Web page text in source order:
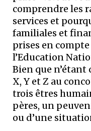
comprendre les
services et
familiales et
prises en
l’Education
Bien que
X, Y et Z au
trois êtres
pères, un
ou d’une